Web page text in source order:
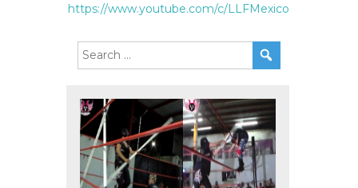
https://www.youtube.com/c/LLFMexico